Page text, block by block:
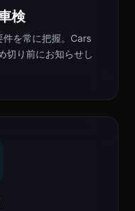
検
を常に把握。Cars
切り前にお知らせし